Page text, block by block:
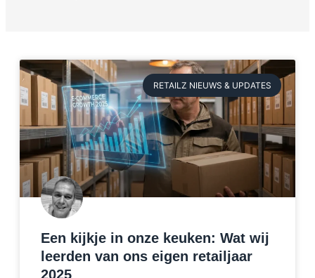
RETAILZ NIEUWS & UPDATES
Een kijkje in onze keuken: Wat wij
leerden van ons eigen retailjaar
2025